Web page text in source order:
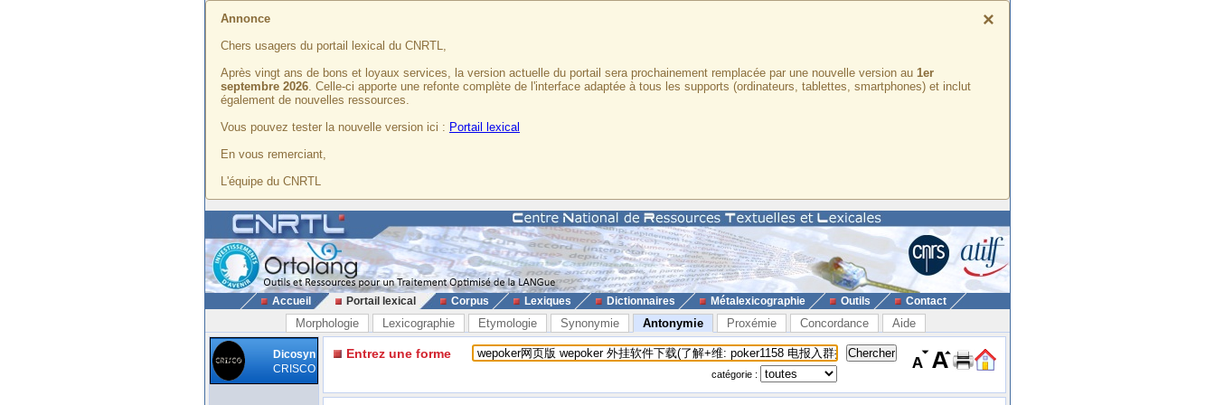
×
Annonce
Chers usagers du portail lexical du CNRTL,
Après vingt ans de bons et loyaux services, la version actuelle du portail sera prochainement remplacée par une nouvelle version au 1er
septembre 2026. Celle-ci apporte une refonte complète de l'interface adaptée à tous les supports (ordinateurs, tablettes, smartphones) et inclut
également de nouvelles ressources.
Vous pouvez tester la nouvelle version ici : Portail lexical
En vous remerciant,
L'équipe du CNRTL
Accueil Portail lexical Corpus Lexiques Dictionnaires Métalexicographie Outils Contact
Morphologie Lexicographie Etymologie Synonymie Antonymie Proxémie Concordance Aide
Dicosyn
CRISCO
Entrez une forme
catégorie :